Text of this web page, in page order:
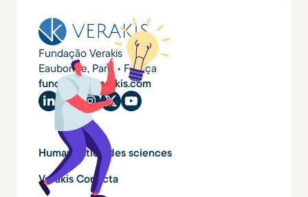
Fundação Verakis
Eaubonne, Paris • França
fundacao@verakis.com
Humanisation des sciences
Verakis Conecta